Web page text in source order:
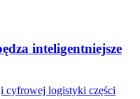
inteligentniejsze
cyfrowej logistyki części